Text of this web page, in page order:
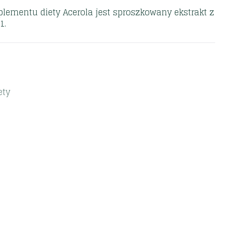
diety Acerola jest sproszkowany ekstrakt z